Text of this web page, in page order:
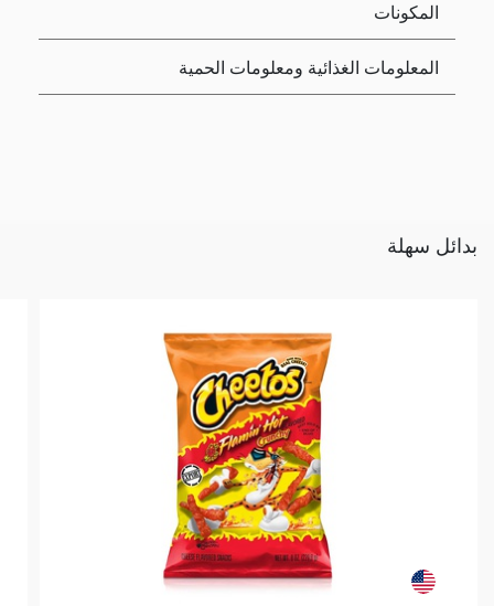
المكونات
المعلومات الغذائية ومعلومات الحمية
بدائل سهلة